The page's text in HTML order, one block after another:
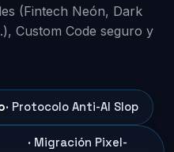
(Fintech Neón, Dark
Custom Code seguro y
· Protocolo Anti-AI Slop
· Migración Pixel-